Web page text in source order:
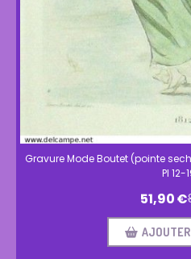
Gravure Mode Boutet (pointe
Pl 12-
51,90€